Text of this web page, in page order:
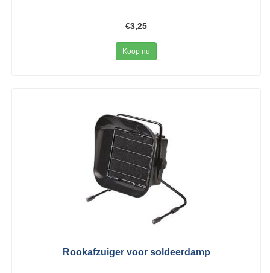
€3,25
Koop nu
Rookafzuiger voor soldeerdamp